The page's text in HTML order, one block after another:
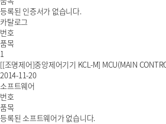
등록된 인증서가 없습니다.
카탈로그
번호
품목
1
[[조명제어]중앙제어기기 KCL-M] MCU(MAIN
2014-11-20
소프트웨어
번호
품목
등록된 소프트웨어가 없습니다.